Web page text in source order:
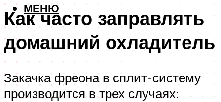
МЕНЮ
Как часто заправлять
домашний охладитель
Закачка фреона в сплит-систему
производится в трех случаях: